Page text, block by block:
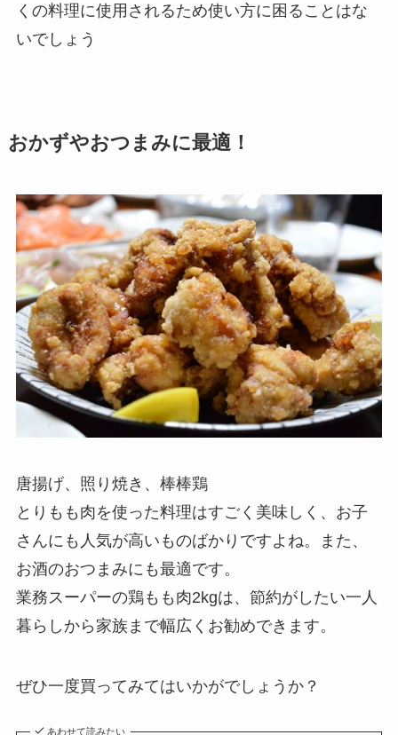
くの料理に使用されるため使い方に困ることはな
いでしょう
おかずやおつまみに最適！
唐揚げ、照り焼き、棒棒鶏
とりもも肉を使った料理はすごく美味しく、お子
さんにも人気が高いものばかりですよね。また、
お酒のおつまみにも最適です。
業務スーパーの鶏もも肉2kgは、節約がしたい一人
暮らしから家族まで幅広くお勧めできます。
ぜひ一度買ってみてはいかがでしょうか？
あわせて読みたい